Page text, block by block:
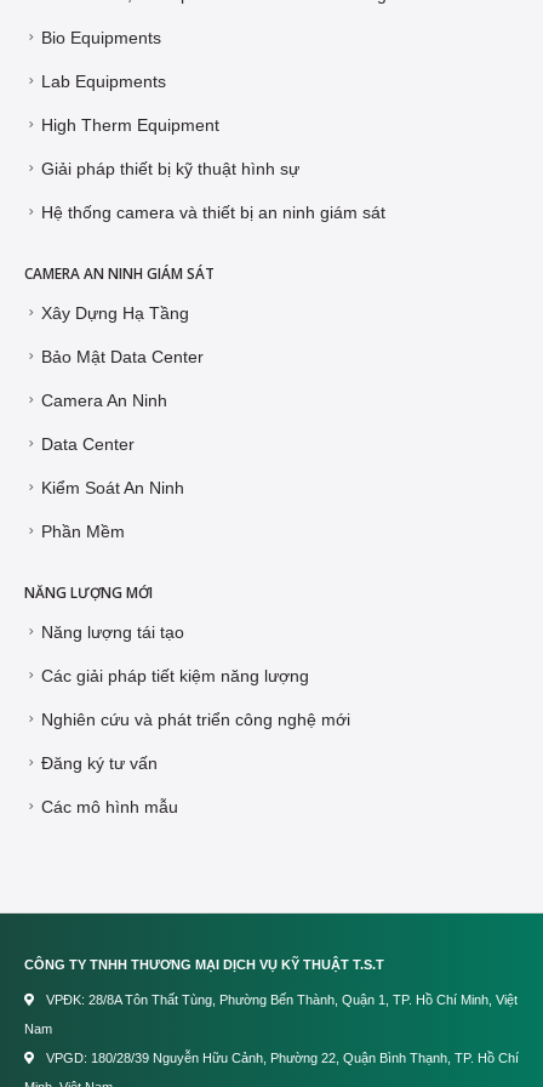
Bio Equipments
Lab Equipments
High Therm Equipment
Giải pháp thiết bị kỹ thuật hình sự
Hệ thống camera và thiết bị an ninh giám sát
CAMERA AN NINH GIÁM SÁT
Xây Dựng Hạ Tầng
Bảo Mật Data Center
Camera An Ninh
Data Center
Kiểm Soát An Ninh
Phần Mềm
NĂNG LƯỢNG MỚI
Năng lượng tái tạo
Các giải pháp tiết kiệm năng lượng
Nghiên cứu và phát triển công nghệ mới
Đăng ký tư vấn
Các mô hình mẫu
CÔNG TY TNHH THƯƠNG MẠI DỊCH VỤ KỸ THUẬT T.S.T
VPĐK: 28/8A Tôn Thất Tùng, Phường Bến Thành, Quận 1, TP. Hồ Chí Minh, Việt
Nam
VPGD: 180/28/39 Nguyễn Hữu Cảnh, Phường 22, Quận Bình Thạnh, TP. Hồ Chí